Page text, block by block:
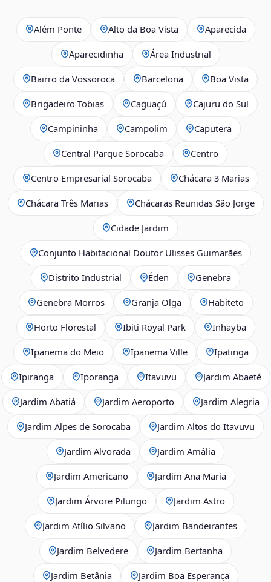
Além Ponte Alto da Boa Vista Aparecida
Aparecidinha Área Industrial
Bairro da Vossoroca Barcelona Boa Vista
Brigadeiro Tobias Caguaçú Cajuru do Sul
Campininha Campolim Caputera
Central Parque Sorocaba Centro
Centro Empresarial Sorocaba Chácara 3 Marias
Chácara Três Marias Chácaras Reunidas São Jorge
Cidade Jardim
Conjunto Habitacional Doutor Ulisses Guimarães
Distrito Industrial Éden Genebra
Genebra Morros Granja Olga Habiteto
Horto Florestal Ibiti Royal Park Inhayba
Ipanema do Meio Ipanema Ville Ipatinga
Ipiranga Iporanga Itavuvu Jardim Abaeté
Jardim Abatiá Jardim Aeroporto Jardim Alegria
Jardim Alpes de Sorocaba Jardim Altos do Itavuvu
Jardim Alvorada Jardim Amália
Jardim Americano Jardim Ana Maria
Jardim Árvore Pilungo Jardim Astro
Jardim Atílio Silvano Jardim Bandeirantes
Jardim Belvedere Jardim Bertanha
Jardim Betânia Jardim Boa Esperança